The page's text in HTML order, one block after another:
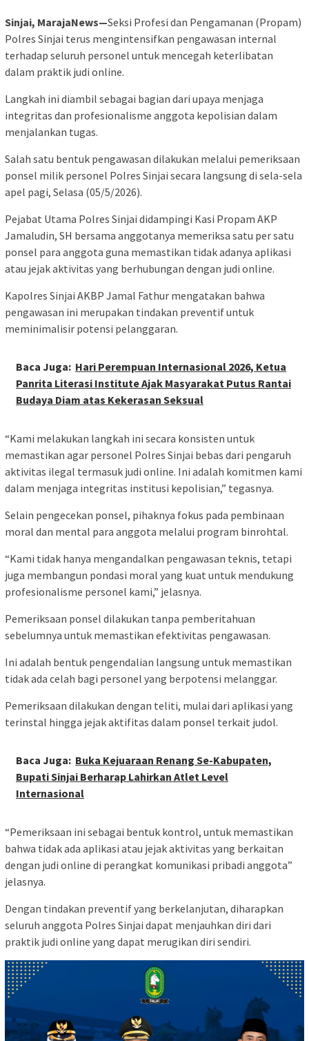
Sinjai, MarajaNews—Seksi Profesi dan Pengamanan (Propam)
Polres Sinjai terus mengintensifkan pengawasan internal
terhadap seluruh personel untuk mencegah keterlibatan
dalam praktik judi online.
Langkah ini diambil sebagai bagian dari upaya menjaga
integritas dan profesionalisme anggota kepolisian dalam
menjalankan tugas.
Salah satu bentuk pengawasan dilakukan melalui pemeriksaan
ponsel milik personel Polres Sinjai secara langsung di sela-sela
apel pagi, Selasa (05/5/2026).
Pejabat Utama Polres Sinjai didampingi Kasi Propam AKP
Jamaludin, SH bersama anggotanya memeriksa satu per satu
ponsel para anggota guna memastikan tidak adanya aplikasi
atau jejak aktivitas yang berhubungan dengan judi online.
Kapolres Sinjai AKBP Jamal Fathur mengatakan bahwa
pengawasan ini merupakan tindakan preventif untuk
meminimalisir potensi pelanggaran.
Baca Juga: Hari Perempuan Internasional 2026, Ketua
Panrita Literasi Institute Ajak Masyarakat Putus Rantai
Budaya Diam atas Kekerasan Seksual
“Kami melakukan langkah ini secara konsisten untuk
memastikan agar personel Polres Sinjai bebas dari pengaruh
aktivitas ilegal termasuk judi online. Ini adalah komitmen kami
dalam menjaga integritas institusi kepolisian,” tegasnya.
Selain pengecekan ponsel, pihaknya fokus pada pembinaan
moral dan mental para anggota melalui program binrohtal.
“Kami tidak hanya mengandalkan pengawasan teknis, tetapi
juga membangun pondasi moral yang kuat untuk mendukung
profesionalisme personel kami,” jelasnya.
Pemeriksaan ponsel dilakukan tanpa pemberitahuan
sebelumnya untuk memastikan efektivitas pengawasan.
Ini adalah bentuk pengendalian langsung untuk memastikan
tidak ada celah bagi personel yang berpotensi melanggar.
Pemeriksaan dilakukan dengan teliti, mulai dari aplikasi yang
terinstal hingga jejak aktifitas dalam ponsel terkait judol.
Baca Juga: Buka Kejuaraan Renang Se-Kabupaten,
Bupati Sinjai Berharap Lahirkan Atlet Level
Internasional
“Pemeriksaan ini sebagai bentuk kontrol, untuk memastikan
bahwa tidak ada aplikasi atau jejak aktivitas yang berkaitan
dengan judi online di perangkat komunikasi pribadi anggota”
jelasnya.
Dengan tindakan preventif yang berkelanjutan, diharapkan
seluruh anggota Polres Sinjai dapat menjauhkan diri dari
praktik judi online yang dapat merugikan diri sendiri.